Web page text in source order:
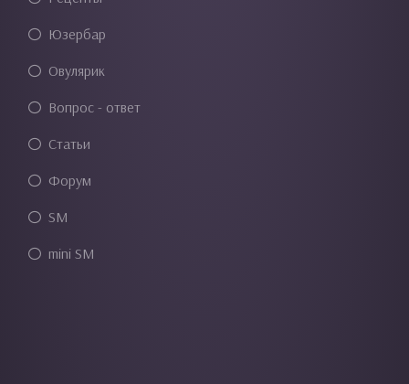
Юзербар
Овулярик
Вопрос - ответ
Статьи
Форум
SM
mini SM